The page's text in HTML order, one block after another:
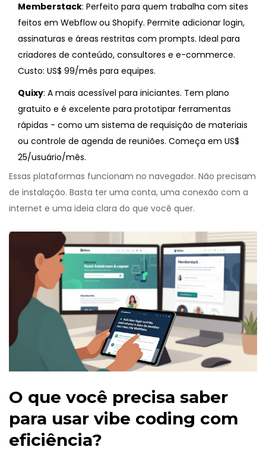
Memberstack: Perfeito para quem trabalha com sites
feitos em Webflow ou Shopify. Permite adicionar login,
assinaturas e áreas restritas com prompts. Ideal para
criadores de conteúdo, consultores e e-commerce.
Custo: US$ 99/mês para equipes.
Quixy: A mais acessível para iniciantes. Tem plano
gratuito e é excelente para prototipar ferramentas
rápidas - como um sistema de requisição de materiais
ou controle de agenda de reuniões. Começa em US$
25/usuário/mês.
Essas plataformas funcionam no navegador. Não precisam
de instalação. Basta ter uma conta, uma conexão com a
internet e uma ideia clara do que você quer.
O que você precisa saber
para usar vibe coding com
eficiência?